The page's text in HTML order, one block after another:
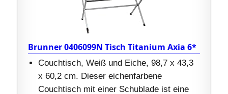
Brunner 0406099N Tisch Titanium Axia 6*
Couchtisch, Weiß und Eiche, 98,7 x 43,3
x 60,2 cm. Dieser eichenfarbene
Couchtisch mit einer Schublade ist eine